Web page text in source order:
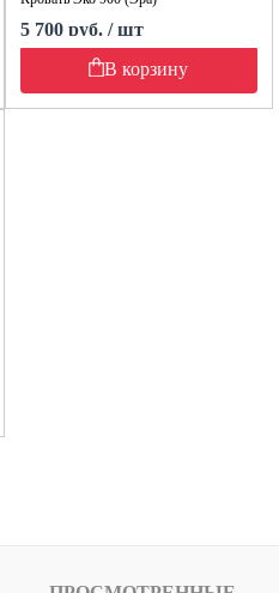
5 700 руб. / шт
В корзину